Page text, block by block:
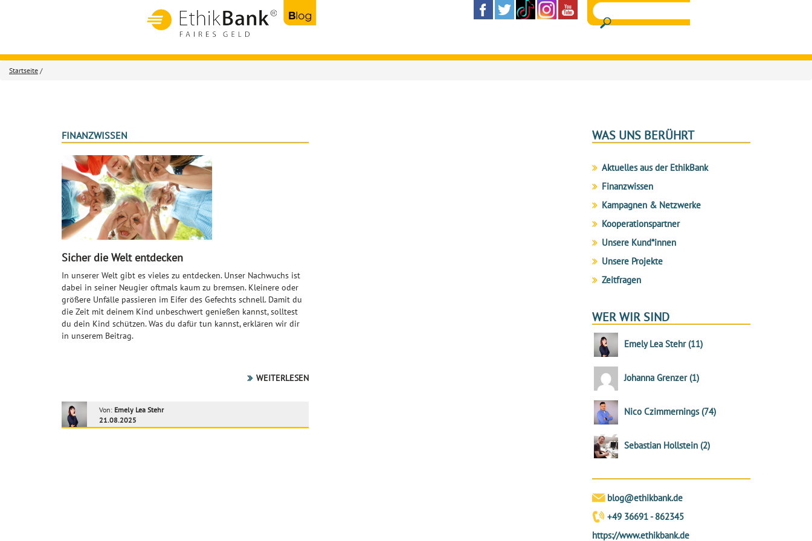
Startseite /
FINANZWISSEN
Sicher die Welt entdecken
In unserer Welt gibt es vieles zu entdecken. Unser Nachwuchs ist
dabei in seiner Neugier oftmals kaum zu bremsen. Kleinere oder
größere Unfälle passieren im Eifer des Gefechts schnell. Damit du
die Zeit mit deinem Kind unbeschwert genießen kannst, solltest
du dein Kind schützen. Was du dafür tun kannst, erklären wir dir
in unserem Beitrag.
WEITERLESEN
Von: Emely Lea Stehr
21.08.2025
WAS UNS BERÜHRT
Aktuelles aus der EthikBank
Finanzwissen
Kampagnen & Netzwerke
Kooperationspartner
Unsere Kund*innen
Unsere Projekte
Zeitfragen
WER WIR SIND
Emely Lea Stehr (11)
Johanna Grenzer (1)
Nico Czimmernings (74)
Sebastian Hollstein (2)
blog@ethikbank.de
+49 36691 - 862345
https://www.ethikbank.de